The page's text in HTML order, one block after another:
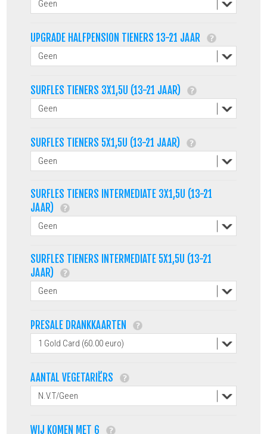
UPGRADE HALFPENSION TIENERS 13-21 JAAR
SURFLES TIENERS 3X1,5U (13-21 JAAR)
SURFLES TIENERS 5X1,5U (13-21 JAAR)
SURFLES TIENERS INTERMEDIATE 3X1,5U (13-21
JAAR)
SURFLES TIENERS INTERMEDIATE 5X1,5U (13-21
JAAR)
PRESALE DRANKKAARTEN
AANTAL VEGETARIËRS
WIJ KOMEN MET 6